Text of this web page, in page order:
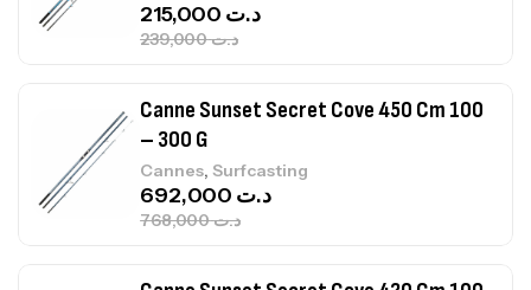
Cannes,Surfcasting
د.ت692,000
Canne Sunset Secret Cove 420 Cm 100
– 300 G
Cannes,Surfcasting
د.ت673,000